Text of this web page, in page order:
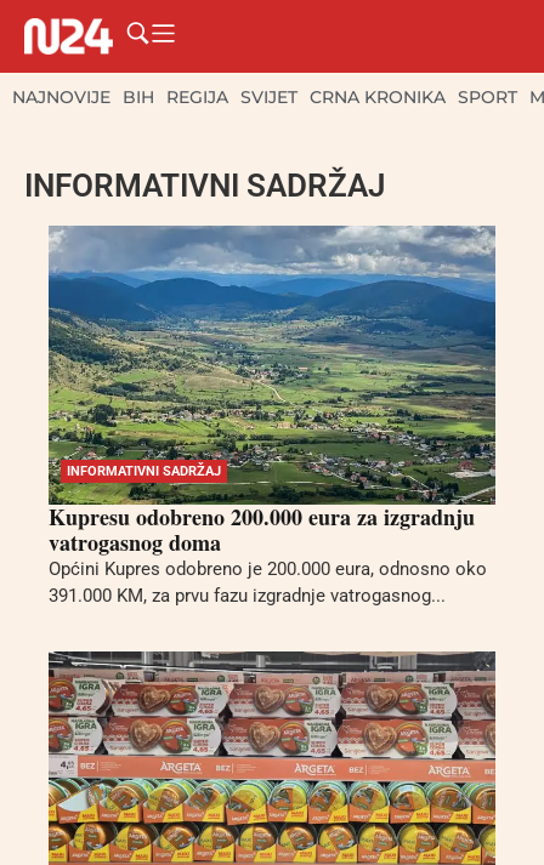
NAJNOVIJE BIH REGIJA SVIJET CRNA KRONIKA SPORT
INFORMATIVNI SADRŽAJ
INFORMATIVNI SADRŽAJ
Kupresu odobreno 200.000 eura za izgradnju
vatrogasnog doma
Općini Kupres odobreno je 200.000 eura, odnosno oko
391.000 KM, za prvu fazu izgradnje vatrogasnog...